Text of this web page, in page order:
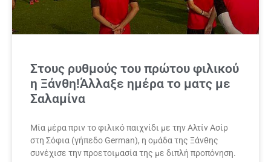
Στους ρυθμούς του πρώτου φιλικού
η Ξάνθη!Άλλαξε ημέρα το ματς με
Σαλαμίνα
Μία μέρα πριν το φιλικό παιχνίδι με την Αλτίν Ασίρ
στη Σόφια (γήπεδο German), η ομάδα της Ξάνθης
συνέχισε την προετοιμασία της με διπλή προπόνηση.